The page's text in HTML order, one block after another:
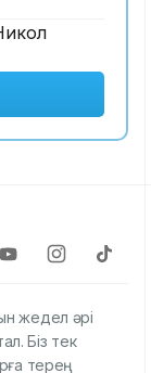
жедел әрі
Біз тек
терең